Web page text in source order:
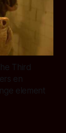
Third
en
element